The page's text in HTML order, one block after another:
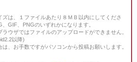
は、１ファイルあたり８ＭＢ以内にしてくださ
GIF、PNGのいずれかになります。
ウザではファイルのアップロードができません。
以降)
、お手数ですがパソコンから投稿お願いします。